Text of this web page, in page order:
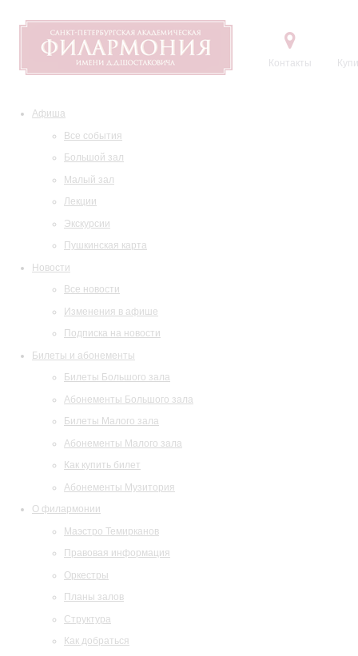
Контакты
Афиша
Все события
Большой зал
Малый зал
Лекции
Экскурсии
Пушкинская карта
Новости
Все новости
Изменения в афише
Подписка на новости
Билеты и абонементы
Билеты Большого зала
Абонементы Большого зала
Билеты Малого зала
Абонементы Малого зала
Как купить билет
Абонементы Музитория
О филармонии
Маэстро Темирканов
Правовая информация
Оркестры
Планы залов
Структура
Как добраться